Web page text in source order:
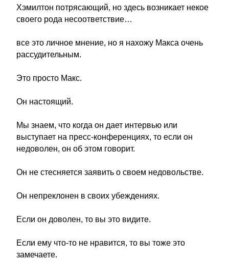
Хэмилтон потрясающий, но здесь возникает некое
своего рода несоответствие…
все это личное мнение, но я нахожу Макса очень
рассудительным.
Это просто Макс.
Он настоящий.
Мы знаем, что когда он дает интервью или
выступает на пресс-конференциях, то если он
недоволен, он об этом говорит.
Он не стесняется заявить о своем недовольстве.
Он непреклонен в своих убеждениях.
Если он доволен, то вы это видите.
Если ему что-то не нравится, то вы тоже это
замечаете.